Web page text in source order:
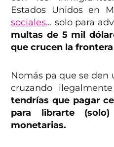
Estados Unidos en
sociales… solo para
multas de 5 mil
que crucen la
Nomás pa que se den
cruzando
tendrías que pagar
para librarte
monetarias.